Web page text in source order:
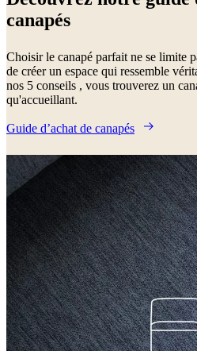
canapés
Choisir le canapé parfait ne se limite
de créer un espace qui ressemble
nos 5 conseils , vous trouverez un
qu'accueillant.
Guide d’achat de canapés